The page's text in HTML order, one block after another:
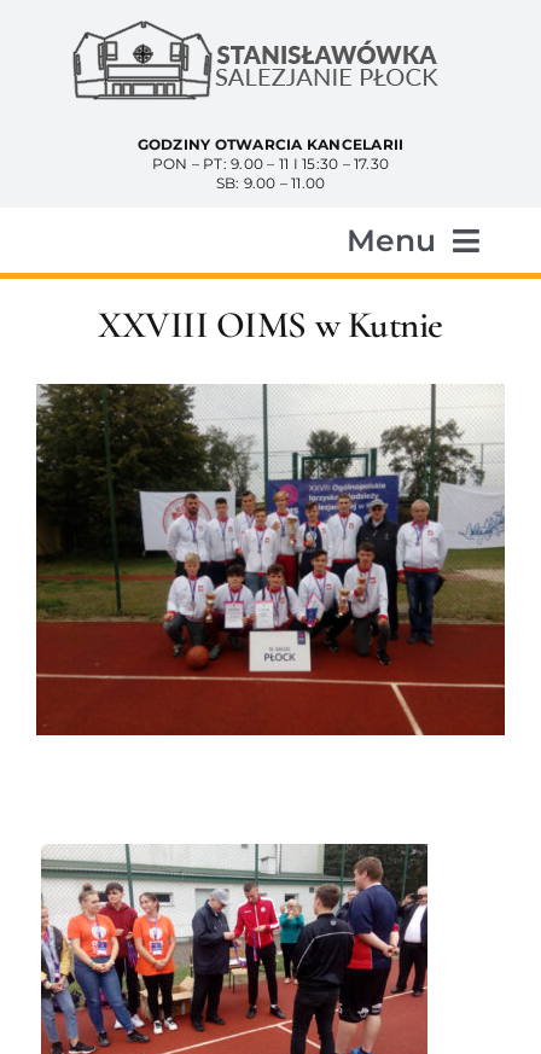
zawartości
GODZINY OTWARCIA KANCELARII
PON – PT: 9.00 – 11 I 15:30 – 17.30
SB: 9.00 – 11.00
Menu
Aktualności
Historia
Duszpasterze
Grupy parafialne
Kancelaria
Kontakt
XXVIII OIMS w Kutnie